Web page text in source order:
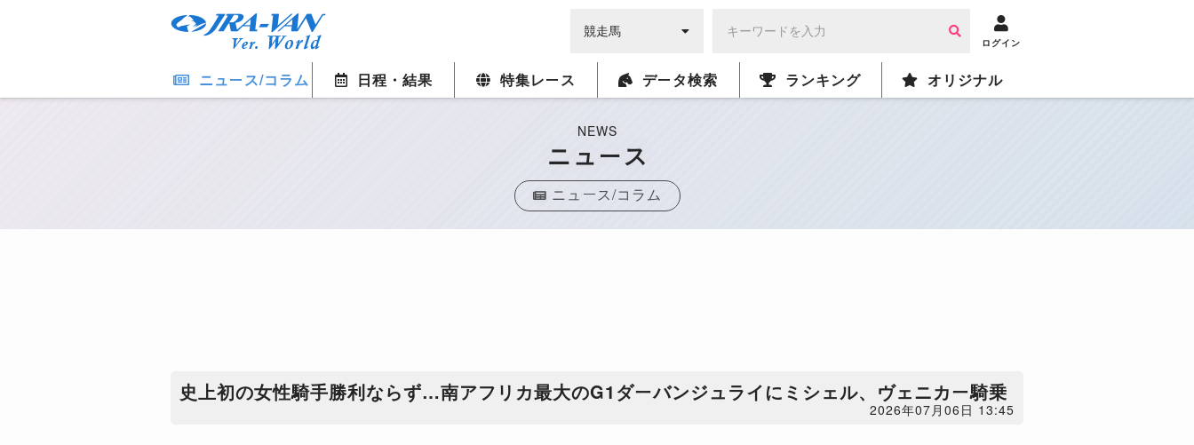
ログイン
ニュース/コラム 日程・結果 特集レース データ検索 ランキング オリジナル
NEWS
ニュース
ニュース/コラム
史上初の女性騎手勝利ならず…南アフリカ最大のG1ダーバンジュライにミシェル、ヴェニカー騎乗
2026年07月06日 13:45